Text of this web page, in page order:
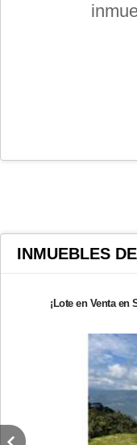
INMUEBLES
¡Lote en Venta